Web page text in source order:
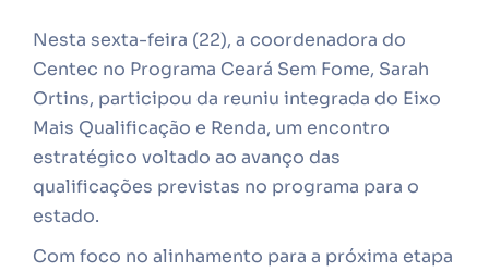
Nesta sexta-feira (22), a coordenadora do
Centec no Programa Ceará Sem Fome, Sarah
Ortins, participou da reuniu integrada do Eixo
Mais Qualificação e Renda, um encontro
estratégico voltado ao avanço das
qualificações previstas no programa para o
estado.
Com foco no alinhamento para a próxima etapa